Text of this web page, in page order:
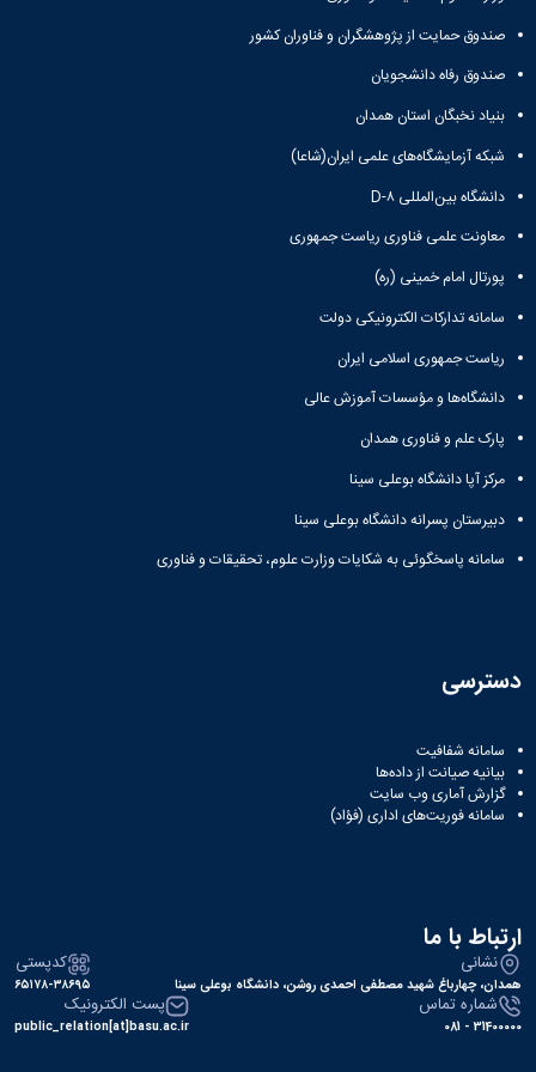
مرکز
فارسی
آموزش
زبان
صندوق حمایت از پژوهشگران و فناوران کشور
صندوق رفاه دانشجویان
بنیاد نخبگان استان همدان
شبکه آزمایشگاه‌های علمی ایران(شاعا)
دانشگاه بین‌المللی D-۸
معاونت علمی فناوری ریاست جمهوری
پورتال امام خمینی (ره)
سامانه تدارکات الکترونیکی دولت
ریاست جمهوری اسلامی ایران
دانشگاه‌ها و مؤسسات آموزش عالی
پارک علم و فناوری همدان
مرکز آپا دانشگاه بوعلی سینا
دبیرستان پسرانه دانشگاه بوعلی سینا
سامانه پاسخگوئی به شکایات وزارت علوم، تحقیقات و فناوری
دسترسی
سامانه شفافیت
بیانیه صیانت از داده‌ها
گزارش آماری وب‌ سایت
سامانه فوریت‌های اداری (فؤاد)
ارتباط با ما
نشانی
همدان، چهارباغ شهید مصطفی احمدی روشن، دانشگاه بوعلی سینا
کدپستی
۶۵۱۷۸-۳۸۶۹۵
شماره تماس
31400000 - 081
پست الکترونیک
public_relation[at]basu.ac.ir